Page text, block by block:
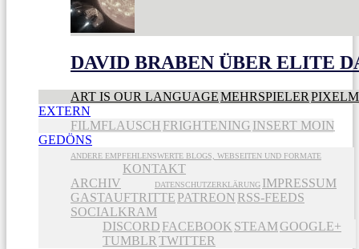
DAVID BRABEN ÜBER ELITE
ART IS OUR LANGUAGEMEHRSPIELER
EXTERN
FILMFLAUSCH FRIGHTENING INSERT MOIN
GEDÖNS
ANDERE EMPFEHLENSWERTE BLOGS, WEBSEITEN UND FORMATE
ARCHIV
KONTAKT
DATENSCHUTZERKLÄRUNG IMPRESSUM
GASTAUFTRITTE PATREON RSS-FEEDS
SOCIALKRAM
DISCORD FACEBOOK STEAMGOOGLE+
TUMBLR TWITTER